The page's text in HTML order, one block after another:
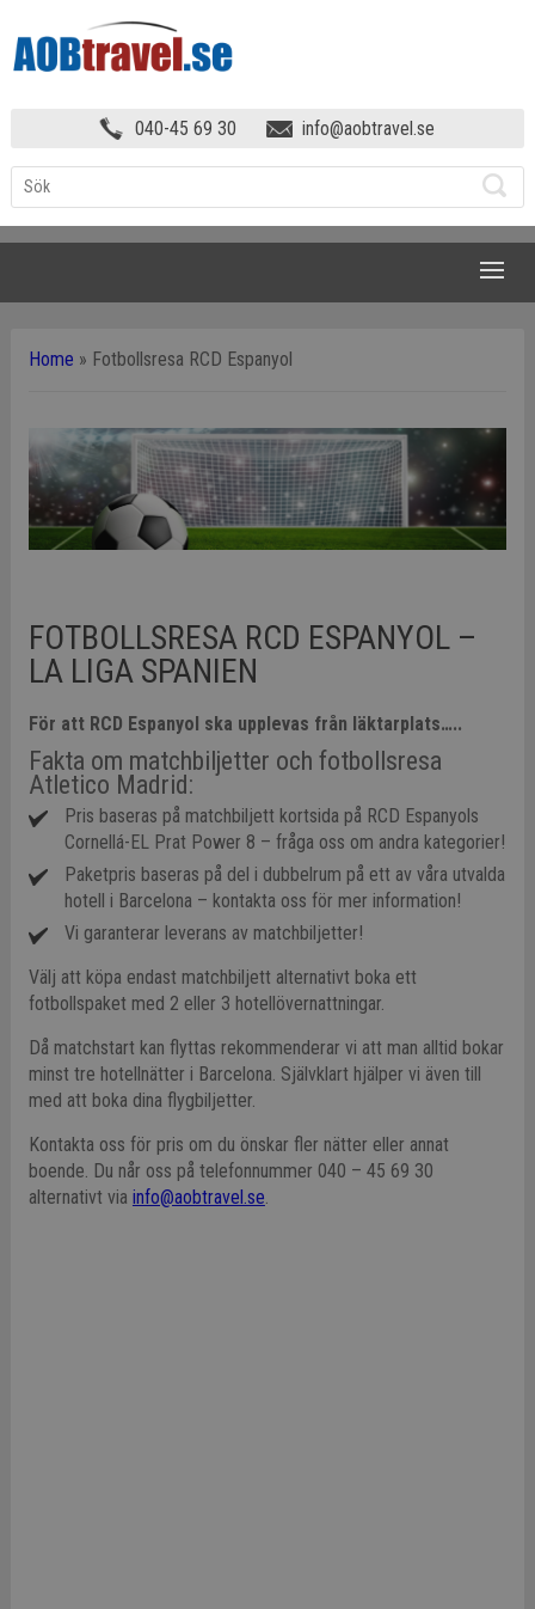
040-45 69 30 info@aobtravel.se
Home » Fotbollsresa RCD Espanyol
FOTBOLLSRESA RCD ESPANYOL –
LA LIGA SPANIEN
För att RCD Espanyol ska upplevas från läktarplats…..
Fakta om matchbiljetter och fotbollsresa
Atletico Madrid:
Pris baseras på matchbiljett kortsida på RCD Espanyols
Cornellá-EL Prat Power 8 – fråga oss om andra kategorier!
Paketpris baseras på del i dubbelrum på ett av våra utvalda
hotell i Barcelona – kontakta oss för mer information!
Vi garanterar leverans av matchbiljetter!
Välj att köpa endast matchbiljett alternativt boka ett
fotbollspaket med 2 eller 3 hotellövernattningar.
Då matchstart kan flyttas rekommenderar vi att man alltid bokar
minst tre hotellnätter i Barcelona. Självklart hjälper vi även till
med att boka dina flygbiljetter.
Kontakta oss för pris om du önskar fler nätter eller annat
boende. Du når oss på telefonnummer 040 – 45 69 30
alternativt via info@aobtravel.se.